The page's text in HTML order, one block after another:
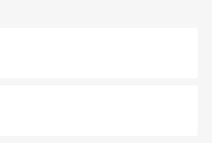
の風情を楽しめる外せないスポット